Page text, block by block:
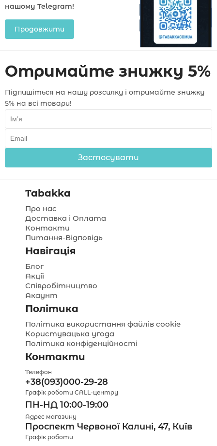
нашому Telegram!
Продовжити
Отримайте знижку 5%
Підпишіться на нашу розсилку і отримайте знижку
5% на всі товари!
Застосувати
Tabakka
Про нас
Доставка і Оплата
Контакти
Питання-Відповідь
Навігація
Блог
Акції
Співробітництво
Акаунт
Політика
Політика використання файлів cookie
Користувацька угода
Політика конфіденційності
Контакти
Телефон
+38(093)000-29-28
Графік роботи CALL-центру
ПН-НД 10:00-19:00
Адрес магазину
Проспект Червоної Калині, 47, Київ
Графік роботи